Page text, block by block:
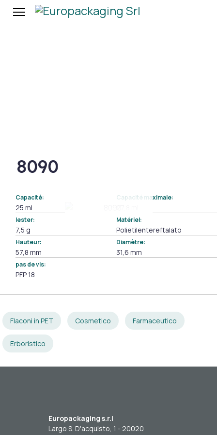
8090
Capacité:
25 ml
Capacité maximale:
lester:
7,5 g
Matériel:
Polietilentereftalato
Hauteur:
57,8 mm
Diamètre:
31,6 mm
pas de vis:
PFP 18
Flaconi in PET Cosmetico Farmaceutico
Erboristico
Europackaging s.r.l
Largo S. D'acquisto, 1 - 20020